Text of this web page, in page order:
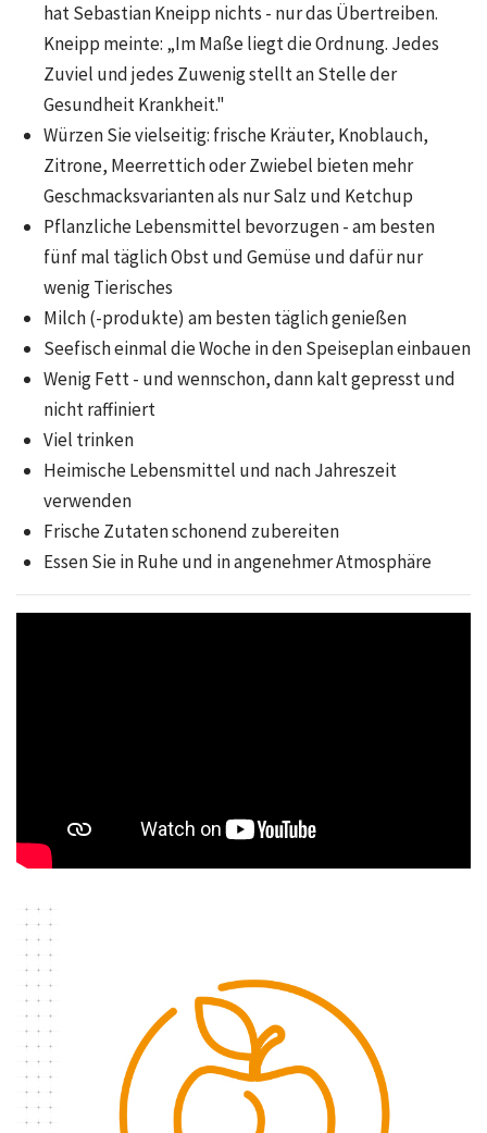
hat Sebastian Kneipp nichts - nur das Übertreiben.
Kneipp meinte: „Im Maße liegt die Ordnung. Jedes
Zuviel und jedes Zuwenig stellt an Stelle der
Gesundheit Krankheit."
Würzen Sie vielseitig: frische Kräuter, Knoblauch,
Zitrone, Meerrettich oder Zwiebel bieten mehr
Geschmacksvarianten als nur Salz und Ketchup
Pflanzliche Lebensmittel bevorzugen - am besten
fünf mal täglich Obst und Gemüse und dafür nur
wenig Tierisches
Milch (-produkte) am besten täglich genießen
Seefisch einmal die Woche in den Speiseplan einbauen
Wenig Fett - und wennschon, dann kalt gepresst und
nicht raffiniert
Viel trinken
Heimische Lebensmittel und nach Jahreszeit
verwenden
Frische Zutaten schonend zubereiten
Essen Sie in Ruhe und in angenehmer Atmosphäre